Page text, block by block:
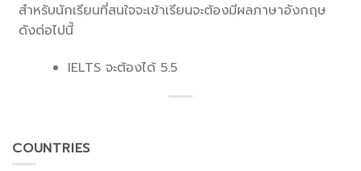
สำหรับนักเรียนที่สนใจจะเข้าเรียนจะต้องมีผลภาษาอังกฤษ
ดังต่อไปนี้
IELTS จะต้องได้ 5.5
COUNTRIES